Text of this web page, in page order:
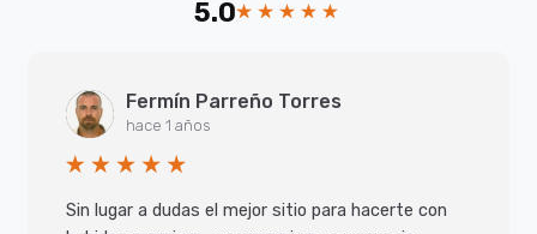
5.0
Fermín Parreño Torres
hace 1 años
Sin lugar a dudas el mejor sitio para hacerte con